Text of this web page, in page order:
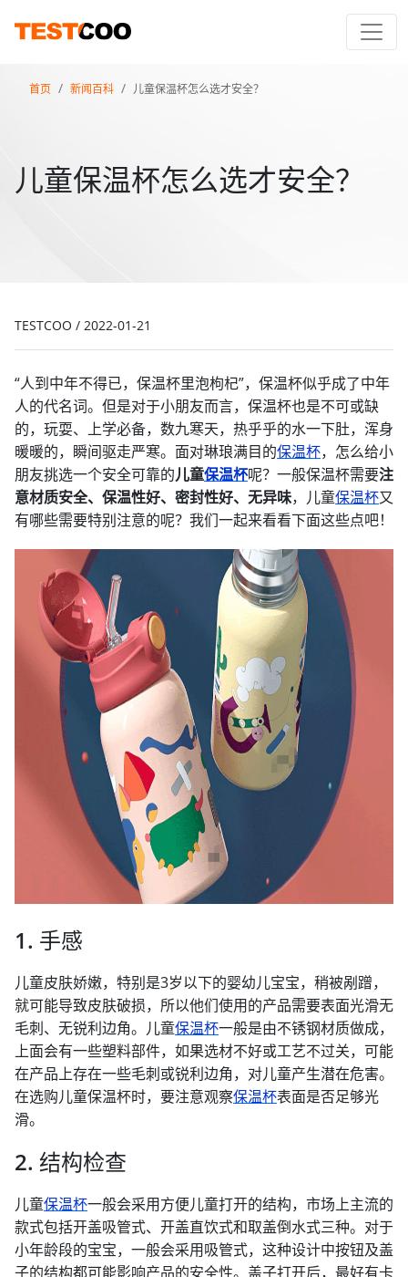
首页 新闻百科 儿童保温杯怎么选才安全？
儿童保温杯怎么选才安全？
TESTCOO / 2022-01-21
“人到中年不得已，保温杯里泡枸杞”，保温杯似乎成了中年
人的代名词。但是对于小朋友而言，保温杯也是不可或缺
的，玩耍、上学必备，数九寒天，热乎乎的水一下肚，浑身
暖暖的，瞬间驱走严寒。面对琳琅满目的保温杯，怎么给小
朋友挑选一个安全可靠的儿童保温杯呢？一般保温杯需要注
意材质安全、保温性好、密封性好、无异味，儿童保温杯又
有哪些需要特别注意的呢？我们一起来看看下面这些点吧！
1. 手感
儿童皮肤娇嫩，特别是3岁以下的婴幼儿宝宝，稍被剐蹭，
就可能导致皮肤破损，所以他们使用的产品需要表面光滑无
毛刺、无锐利边角。儿童保温杯一般是由不锈钢材质做成，
上面会有一些塑料部件，如果选材不好或工艺不过关，可能
在产品上存在一些毛刺或锐利边角，对儿童产生潜在危害。
在选购儿童保温杯时，要注意观察保温杯表面是否足够光
滑。
2. 结构检查
儿童保温杯一般会采用方便儿童打开的结构，市场上主流的
款式包括开盖吸管式、开盖直饮式和取盖倒水式三种。对于
小年龄段的宝宝，一般会采用吸管式，这种设计中按钮及盖
子的结构都可能影响产品的安全性。盖子打开后，最好有卡